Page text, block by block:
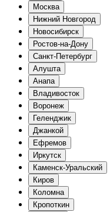
Москва
Нижний Новгород
Новосибирск
Ростов-на-Дону
Санкт-Петербург
Алушта
Анапа
Владивосток
Воронеж
Геленджик
Джанкой
Ефремов
Иркутск
Каменск-Уральский
Киров
Коломна
Кропоткин